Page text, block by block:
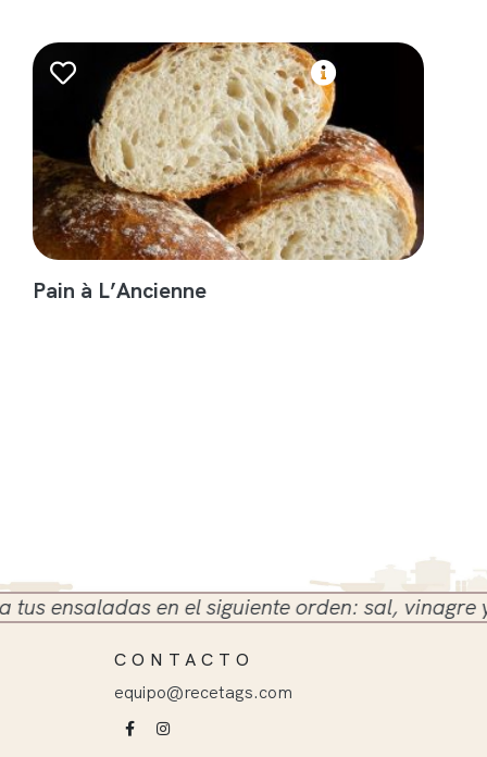
Pain à L’Ancienne
en el siguiente orden: sal, vinagre y
CONTACTO
equipo@recetags.com